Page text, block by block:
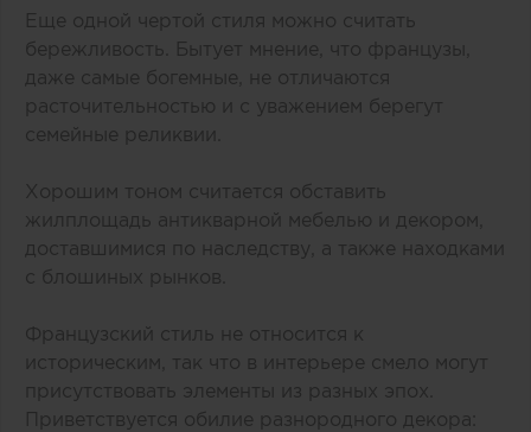
Еще одной чертой стиля можно считать
бережливость. Бытует мнение, что французы,
даже самые богемные, не отличаются
расточительностью и с уважением берегут
семейные реликвии.
Хорошим тоном считается обставить
жилплощадь антикварной мебелью и декором,
доставшимися по наследству, а также находками
с блошиных рынков.
Французский стиль не относится к
историческим, так что в интерьере смело могут
присутствовать элементы из разных эпох.
Приветствуется обилие разнородного декора: